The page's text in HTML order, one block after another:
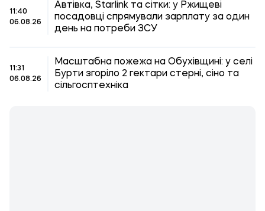
11:40
06.08.26
Автівка, Starlink та сітки: у Ржищеві
посадовці спрямували зарплату за один
день на потреби ЗСУ
11:31
06.08.26
Масштабна пожежа на Обухівщині: у селі
Бурти згоріло 2 гектари стерні, сіно та
сільгосптехніка